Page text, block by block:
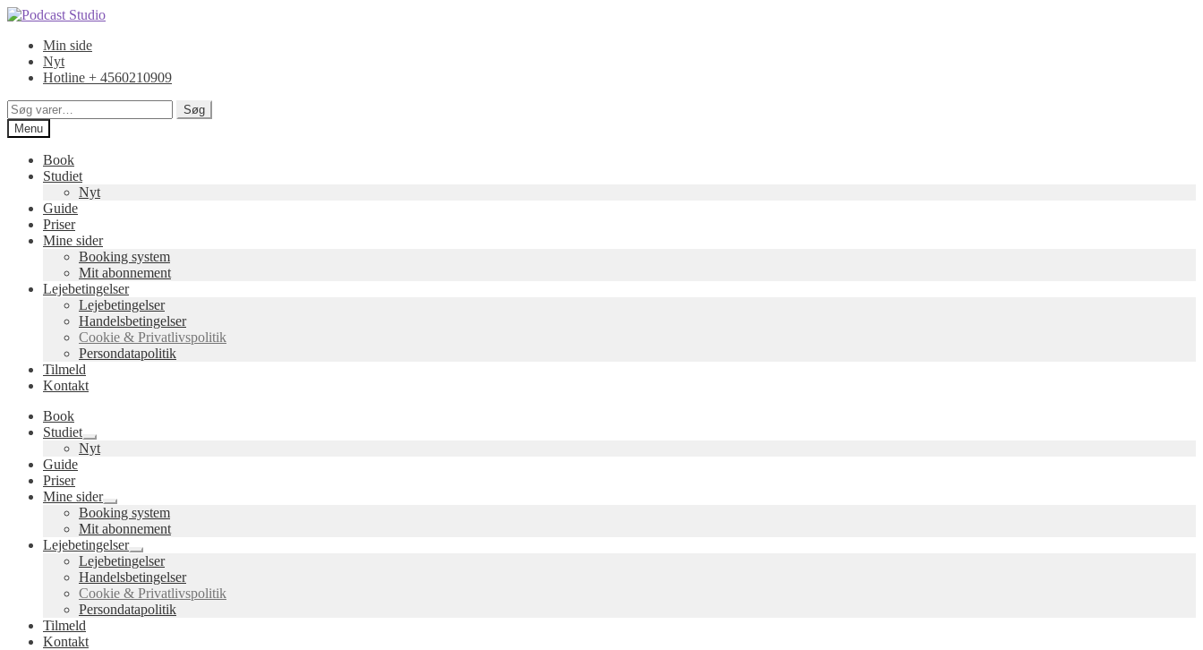
Spring
navigation
Spring
indholdMin side
Nyt
Hotline + 4560210909
Søg
efter:
Søg
Menu
Book
Studiet
Nyt
Guide
Priser
Mine sider
Booking system
Mit abonnement
Lejebetingelser
Lejebetingelser
Handelsbetingelser
Cookie & Privatlivspolitik
Persondatapolitik
Tilmeld
Kontakt
Book
Studiet
Udfold
undermenu
Nyt
Guide
Priser
Mine sider
Udfold
undermenu
Booking system
Mit abonnement
Lejebetingelser
Udfold
undermenu
Lejebetingelser
Handelsbetingelser
Cookie & Privatlivspolitik
Persondatapolitik
Tilmeld
Kontakt